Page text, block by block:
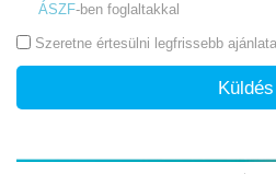
ÁSZF-ben foglaltakkal
Szeretne értesülni legfrissebb
Küldés